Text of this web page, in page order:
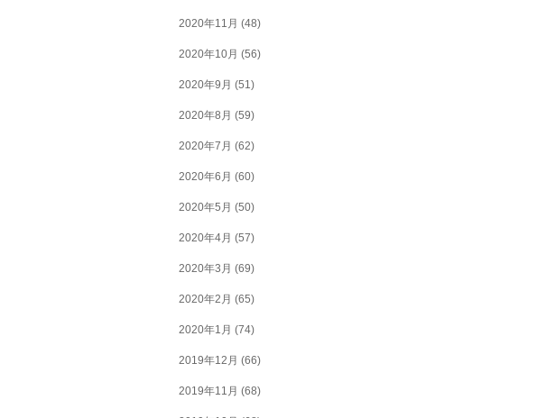
2020年11月 (48)
2020年10月 (56)
2020年9月 (51)
2020年8月 (59)
2020年7月 (62)
2020年6月 (60)
2020年5月 (50)
2020年4月 (57)
2020年3月 (69)
2020年2月 (65)
2020年1月 (74)
2019年12月 (66)
2019年11月 (68)